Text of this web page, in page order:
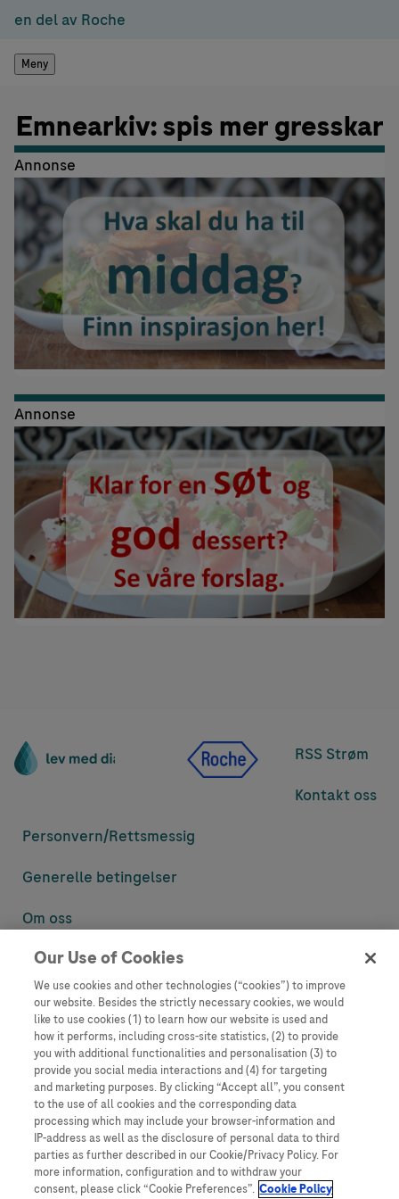
en del av Roche
Meny
Emnearkiv: spis mer gresskar
Annonse
Annonse
RSS Strøm
Kontakt oss
Personvern/Rettsmessig
Generelle betingelser
Om oss
Denne nettsiden inneholder informasjon som er målsatt til en stor
informasjon som ellers ikke er tilgjengelig eller gyldig i ditt land.
Vennligst vær oppmerksom på at vi ikke tar noe ansvar for tilgang til
informasjon som muligens ikke er i samsvar med noen gyldig juridisk
prosess, regulering, registrering eller bruk i bostedslandet ditt.
Roche har ikke alltid mulighet til å kvalitetssikre andres innlegg, men
vil fjerne villedende eller upassende innlegg så langt det lar seg gjøre.
Vi har ikke ansvar for innhold på eksterne nettsider som det lenkes til.
Kopiering av materiale fra dette nettstedet for bruk annet sted er ikke
tillatt uten avtale. Nettstedet selger plass til annonsører, og slikt
innhold er merket.
Dette nettstedet er ikke beregnet for å rapportere bivirkninger eller
Our Use of Cookies
We use cookies and other technologies (“cookies”) to improve
our website. Besides the strictly necessary cookies, we would
like to use cookies (1) to learn how our website is used and
how it performs, including cross-site statistics, (2) to provide
you with additional functionalities and personalisation (3) to
provide you social media interactions and (4) for targeting
and marketing purposes. By clicking “Accept all”, you consent
to the use of all cookies and the corresponding data
processing which may include your browser-information and
IP-address as well as the disclosure of personal data to third
parties as further described in our Cookie/Privacy Policy. For
more information, configuration and to withdraw your
consent, please click “Cookie Preferences”. Cookie Policy